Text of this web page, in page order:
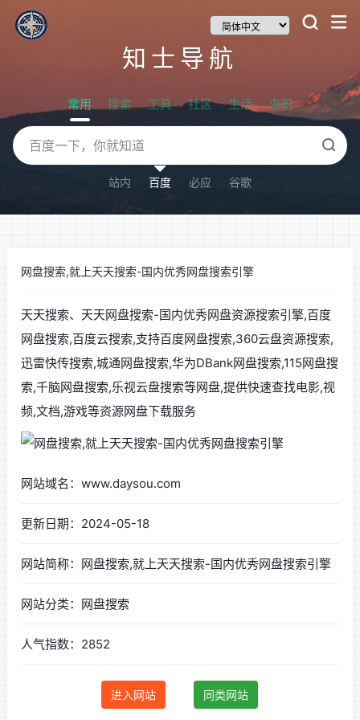
知士导航
常用 搜索 工具 社区 生活 求职
站内 百度 必应 谷歌
网盘搜索,就上天天搜索-国内优秀网盘搜索引擎
天天搜索、天天网盘搜索-国内优秀网盘资源搜索引擎,百度
网盘搜索,百度云搜索,支持百度网盘搜索,360云盘资源搜索,
迅雷快传搜索,城通网盘搜索,华为DBank网盘搜索,115网盘搜
索,千脑网盘搜索,乐视云盘搜索等网盘,提供快速查找电影,视
频,文档,游戏等资源网盘下载服务
网站域名：www.daysou.com
更新日期：2024-05-18
网站简称：网盘搜索,就上天天搜索-国内优秀网盘搜索引擎
网站分类：网盘搜索
人气指数：2852
进入网站 同类网站